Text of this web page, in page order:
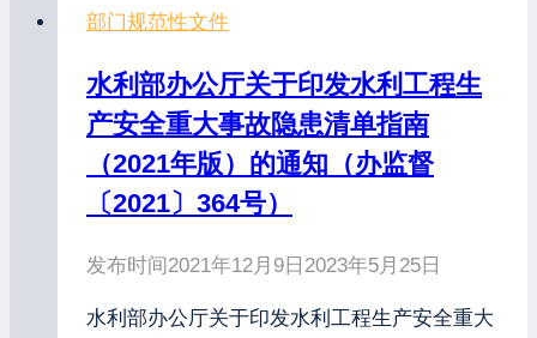
部门规范性文件
水利部办公厅关于印发水利工程生
产安全重大事故隐患清单指南
（2021年版）的通知（办监督
〔2021〕364号）
发布时间2021年12月9日 2023年5月25日
水利部办公厅关于印发水利工程生产安全重大